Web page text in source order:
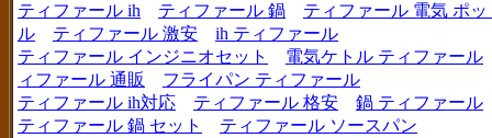
ティファール ih
ティファール 鍋
ティファール 電気 ポッ
ル
ティファール 激安
ih ティファール
ティファール インジニオセット
電気ケトル ティファール
ィファール 通販
フライパン ティファール
ティファール ih対応
ティファール 格安
鍋 ティファール
ティファール 鍋 セット
ティファール ソースパン